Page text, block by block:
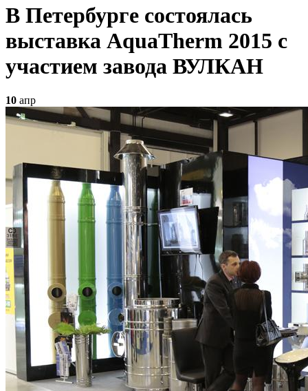
В Петербурге состоялась
выставка AquaTherm 2015 с
участием завода ВУЛКАН
10 апр